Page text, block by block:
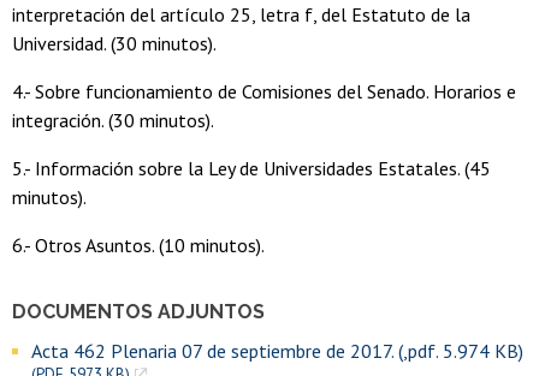
DOCUMENTOS ADJUNTOS
Acta 462 Plenaria 07 de septiembre de 2017. (,pdf. 5.974 KB)
interpretación del artículo 25, letra f, del Estatuto de la
Universidad. (30 minutos).
4.- Sobre funcionamiento de Comisiones del Senado. Horarios e
integración. (30 minutos).
5.- Información sobre la Ley de Universidades Estatales. (45
minutos).
6.- Otros Asuntos. (10 minutos).